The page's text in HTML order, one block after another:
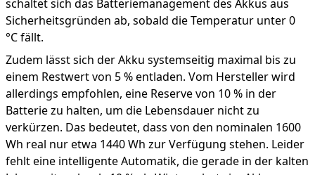
schaltet sich das Batteriemanagement des Akkus aus
Sicherheitsgründen ab, sobald die Temperatur unter 0
°C fällt.
Zudem lässt sich der Akku systemseitig maximal bis zu
einem Restwert von 5 % entladen. Vom Hersteller wird
allerdings empfohlen, eine Reserve von 10 % in der
Batterie zu halten, um die Lebensdauer nicht zu
verkürzen. Das bedeutet, dass von den nominalen 1600
Wh real nur etwa 1440 Wh zur Verfügung stehen. Leider
fehlt eine intelligente Automatik, die gerade in der kalten